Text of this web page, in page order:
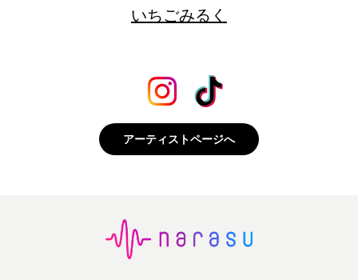
いちごみるく
アーティストページへ